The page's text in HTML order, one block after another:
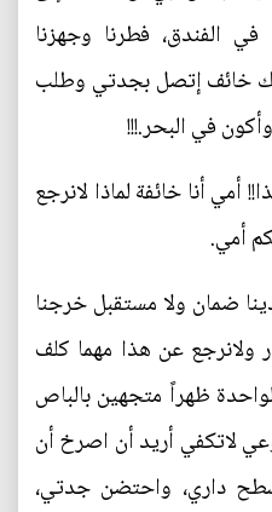
في الفندق، فطرنا وجهزنا
خائف إتصل بجدتي وطلب
في البحر.!!!
أنا خائفة لماذا لانرجع
أمي.
ضمان ولا مستقبل خرجنا
ولانرجع عن هذا مهما كلف
ظهراً متجهين بالباص
لاتكفي أريد أن اصرخ أن
داري، واحتضن جدتي،